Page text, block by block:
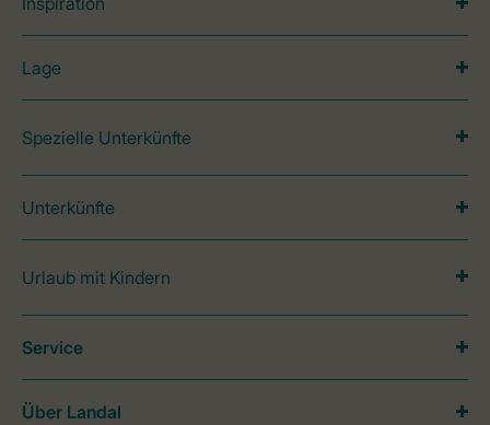
Lage
Spezielle Unterkünfte
Unterkünfte
Urlaub mit Kindern
Service
Über Landal